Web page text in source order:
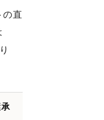
の直